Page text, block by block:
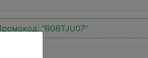
"BGBTJU07"